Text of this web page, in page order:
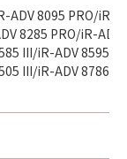
ADV 8095 PRO/iR-
8285 PRO/iR-
III/iR-ADV 8595/
III/iR-ADV 8786/